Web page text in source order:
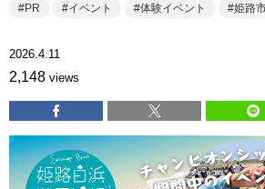
PR イベント 体験イベント 姫路
2026.4.11
2,148 views